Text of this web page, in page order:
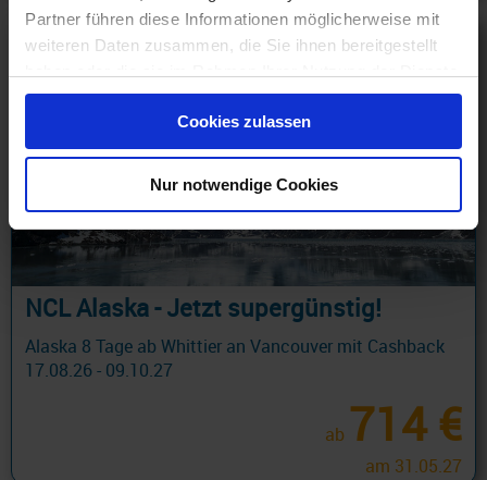
Partner führen diese Informationen möglicherweise mit
weiteren Daten zusammen, die Sie ihnen bereitgestellt
gesammelt haben.
Cookies zulassen
Nur notwendige Cookies
NCL Alaska - Jetzt supergünstig!
Alaska 8 Tage ab Whittier an Vancouver mit Cashback
17.08.26 - 09.10.27
ab 714 €
am 31.05.27